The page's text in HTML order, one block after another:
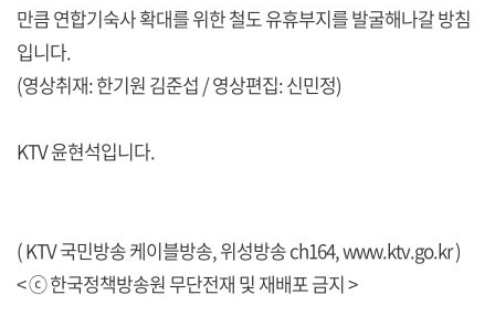
만큼 연합기숙사 확대를 위한 철도 유휴부지를 발굴해나갈 방침
입니다.
(영상취재: 한기원 김준섭 / 영상편집: 신민정)
KTV 윤현석입니다.
( KTV 국민방송 케이블방송, 위성방송 ch164,www.ktv.go.kr)
< ⓒ 한국정책방송원 무단전재 및 재배포 금지 >